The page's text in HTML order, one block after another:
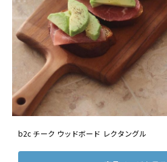
b2c チーク ウッドボード レクタングル